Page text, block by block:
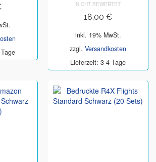
NICHT BEWERTET
18,00 €
inkl. 19% MwSt.
zzgl. Versandkosten
Lieferzeit: 3-4 Tage